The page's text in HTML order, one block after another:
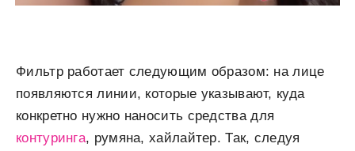
Фильтр работает следующим образом: на лице
появляются линии, которые указывают, куда
конкретно нужно наносить средства для
контуринга, румяна, хайлайтер. Так, следуя